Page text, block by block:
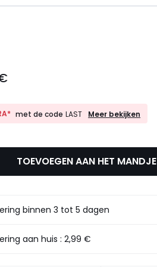
met de code LAST
10%
LAST
Meer bekijken
TOEVOEGEN AAN HET MANDJE
binnen 3 tot 5 dagen
aan huis :2,99 €